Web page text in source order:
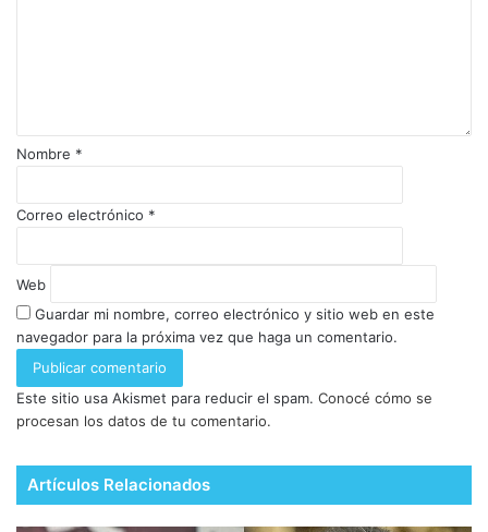
Nombre *
Correo electrónico *
Web
Guardar mi nombre, correo electrónico y sitio web en este
navegador para la próxima vez que haga un comentario.
Este sitio usa Akismet para reducir el spam. Conocé cómo se
procesan los datos de tu comentario.
Artículos Relacionados